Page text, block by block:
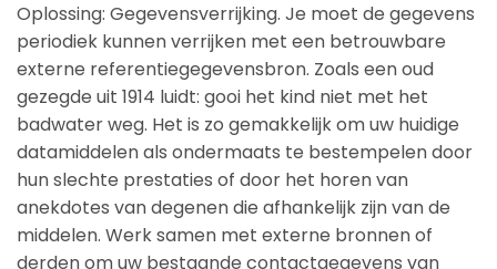
Oplossing: Gegevensverrijking. Je moet de gegevens
periodiek kunnen verrijken met een betrouwbare
externe referentiegegevensbron. Zoals een oud
gezegde uit 1914 luidt: gooi het kind niet met het
badwater weg. Het is zo gemakkelijk om uw huidige
datamiddelen als ondermaats te bestempelen door
hun slechte prestaties of door het horen van
anekdotes van degenen die afhankelijk zijn van de
middelen. Werk samen met externe bronnen of
derden om uw bestaande contactgegevens van